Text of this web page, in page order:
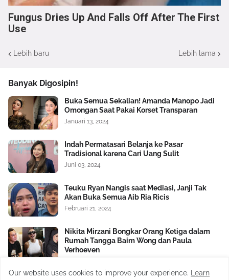
Fungus Dries Up And Falls Off After The First
Use
Lebih baru Lebih lama
Banyak Digosipin!
Buka Semua Sekalian! Amanda Manopo Jadi
Omongan Saat Pakai Korset Transparan
Januari 13, 2024
Indah Permatasari Belanja ke Pasar
Tradisional karena Cari Uang Sulit
Juni 03, 2024
Teuku Ryan Nangis saat Mediasi, Janji Tak
Akan Buka Semua Aib Ria Ricis
Februari 21, 2024
Nikita Mirzani Bongkar Orang Ketiga dalam
Rumah Tangga Baim Wong dan Paula
Verhoeven
Our website uses cookies to improve your experience.
Learn